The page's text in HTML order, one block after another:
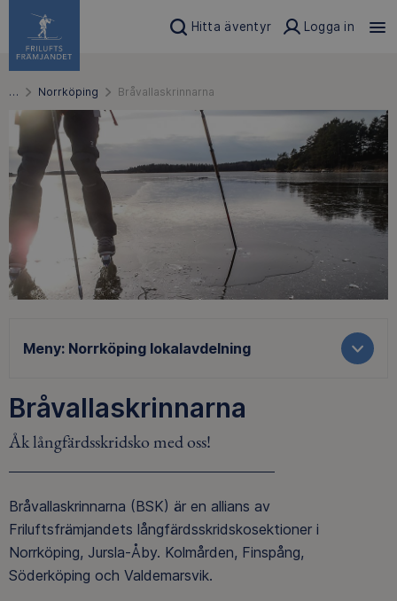
Hitta äventyr Logga in
… Norrköping Bråvallaskrinnarna
Meny: Norrköping lokalavdelning
Bråvallaskrinnarna
Åk långfärdsskridsko med oss!
Bråvallaskrinnarna (BSK) är en allians av
Friluftsfrämjandets långfärdsskridskosektioner i
Norrköping, Jursla-Åby. Kolmården, Finspång,
Söderköping och Valdemarsvik.